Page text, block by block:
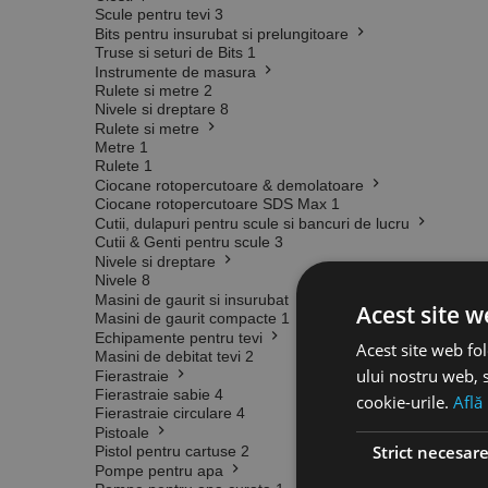
Scule pentru tevi 3
Bits pentru insurubat si prelungitoare
Truse si seturi de Bits 1
Instrumente de masura
Rulete si metre 2
Nivele si dreptare 8
Rulete si metre
Metre 1
Rulete 1
Ciocane rotopercutoare & demolatoare
Ciocane rotopercutoare SDS Max 1
Cutii, dulapuri pentru scule si bancuri de lucru
Cutii & Genti pentru scule 3
Nivele si dreptare
Nivele 8
Masini de gaurit si insurubat
Masini de gaurit compacte 1
Echipamente pentru tevi
Masini de debitat tevi 2
Fierastraie
Fierastraie sabie 4
Fierastraie circulare 4
Pistoale
Pistol pentru cartuse 2
Pompe pentru apa
Acest site
Acest site web
ului nostru web,
cookie-urile. Află
Strict